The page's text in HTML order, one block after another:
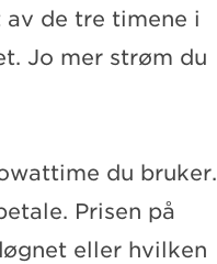
de tre timene i
Jo mer strøm du
du bruker.
Prisen på
eller hvilken